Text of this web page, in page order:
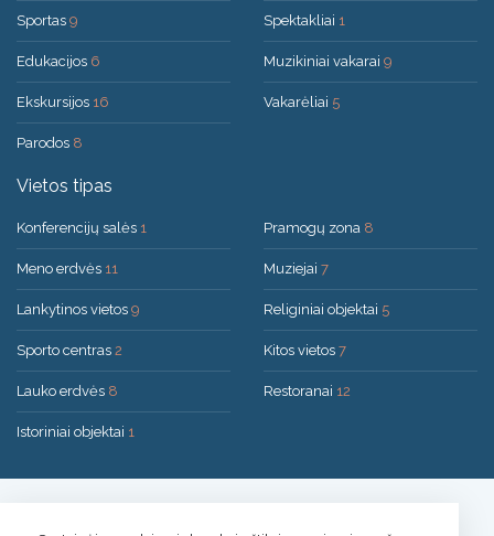
Sportas 9
Edukacijos 6
Ekskursijos 16
Parodos 8
Spektakliai 1
Muzikiniai vakarai 9
Vakarėliai 5
Vietos tipas
Konferencijų salės 1
Meno erdvės 11
Lankytinos vietos 9
Sporto centras 2
Lauko erdvės 8
Istoriniai objektai 1
Pramogų zona 8
Muziejai 7
Religiniai objektai 5
Kitos vietos 7
Restoranai 12